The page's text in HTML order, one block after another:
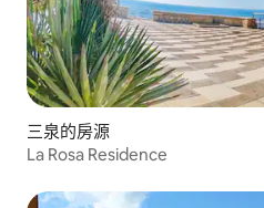
三泉的房源
La Rosa Residence